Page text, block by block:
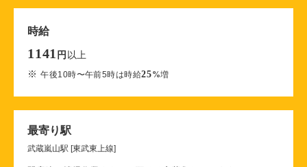
時給
1141 円 以上
※午後10時〜午前5時は時給25%増
最寄り駅
武蔵嵐山駅 [東武東上線]